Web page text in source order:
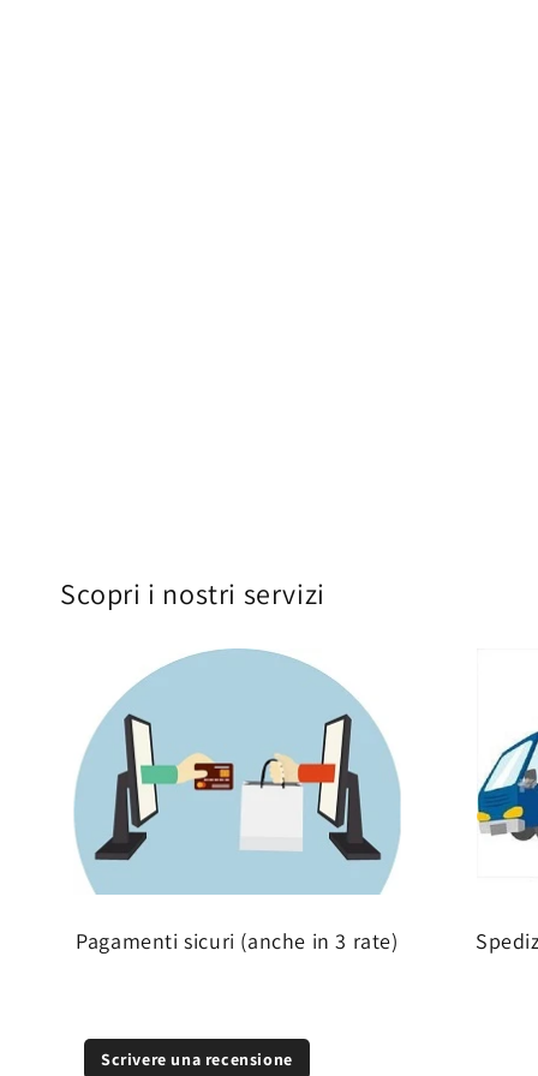
Scopri i nostri servizi
Pagamenti sicuri (anche in 3 rate)
Scrivere una recensione